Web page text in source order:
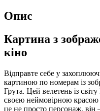
Опис
Картина з
кіно
Відправте себе у
картиною по номерам із
Грута. Цей велетень із
своєю неймовірною
це не просто персонаж, він